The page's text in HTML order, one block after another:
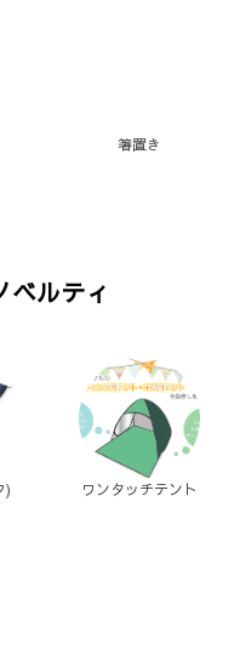
箸置き
ベルティ
) ワンタッチテント